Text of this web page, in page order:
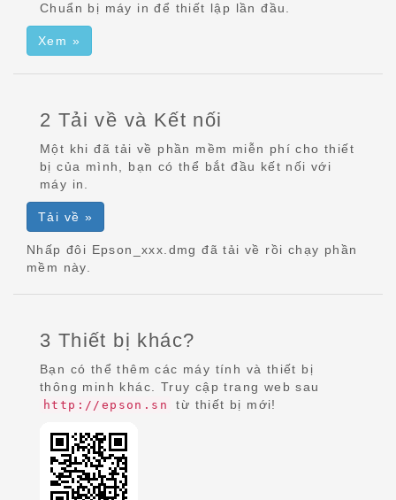
Chuẩn bị máy in để thiết lập lần đầu.
Xem »
2 Tải về và Kết nối
Một khi đã tải về phần mềm miễn phí cho thiết
bị của mình, bạn có thể bắt đầu kết nối với
máy in.
Tải về »
Nhấp đôi Epson_xxx.dmg đã tải về rồi chạy phần
mềm này.
3 Thiết bị khác?
Bạn có thể thêm các máy tính và thiết bị
thông minh khác. Truy cập trang web sau
http://epson.sn từ thiết bị mới!